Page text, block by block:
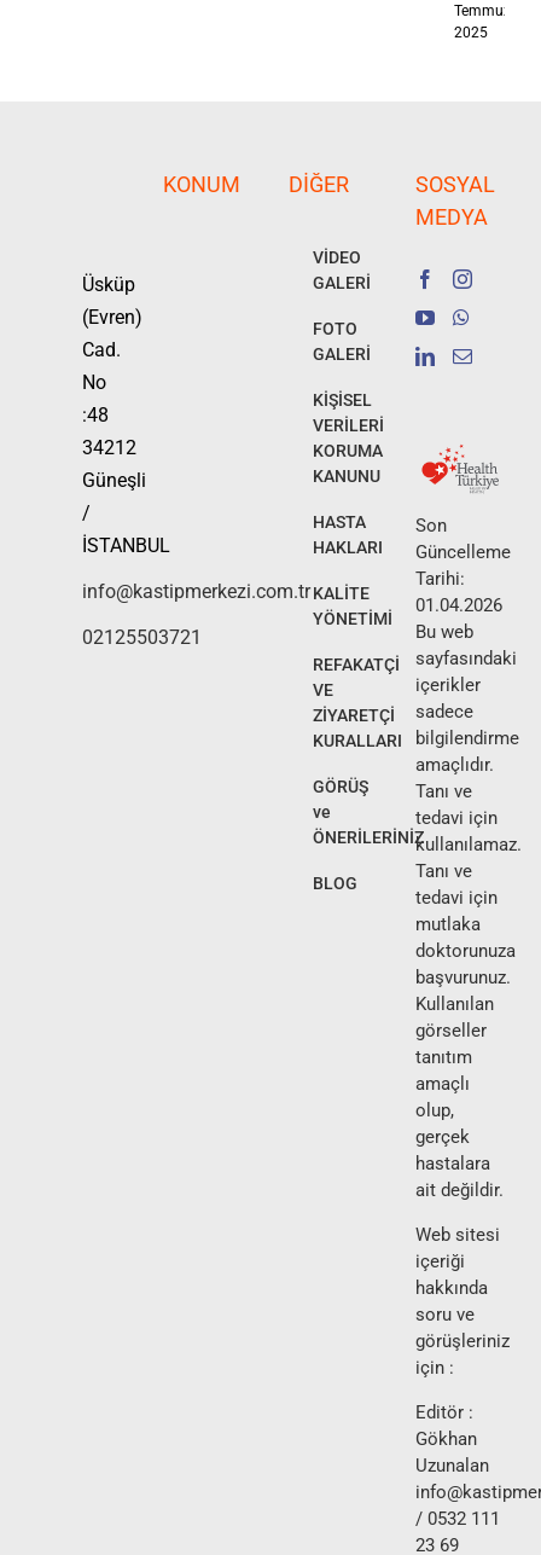
Temmuz
2025
Üsküp
(Evren)
Cad.
No
:48
34212
Güneşli
/
İSTANBUL
info@kastipmerkezi.com.tr
02125503721
KONUM DIĞER
VİDEO
GALERİ
FOTO
GALERİ
KİŞİSEL
VERİLERİ
KORUMA
KANUNU
HASTA
HAKLARI
KALİTE
YÖNETİMİ
REFAKATÇİ
VE
ZİYARETÇİ
KURALLARI
GÖRÜŞ
ve
ÖNERİLERİNİZ
BLOG
SOSYAL
MEDYA
Son
Güncelleme
Tarihi:
01.04.2026
Bu web
sayfasındaki
içerikler
sadece
bilgilendirme
amaçlıdır.
Tanı ve
tedavi için
kullanılamaz.
Tanı ve
tedavi için
mutlaka
doktorunuza
başvurunuz.
Kullanılan
görseller
tanıtım
amaçlı
olup,
gerçek
hastalara
ait değildir.
Web sitesi
içeriği
hakkında
soru ve
görüşleriniz
için :
Editör :
Gökhan
Uzunalan
/ 0532 111
23 69